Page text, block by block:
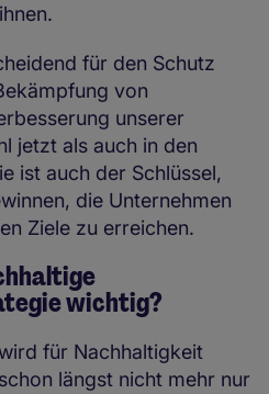
für den Schutz
von
unserer
jetzt als auch in den
ist auch der Schlüssel,
die Unternehmen
Ziele zu erreichen.
wichtig?
für Nachhaltigkeit
längst nicht mehr nur